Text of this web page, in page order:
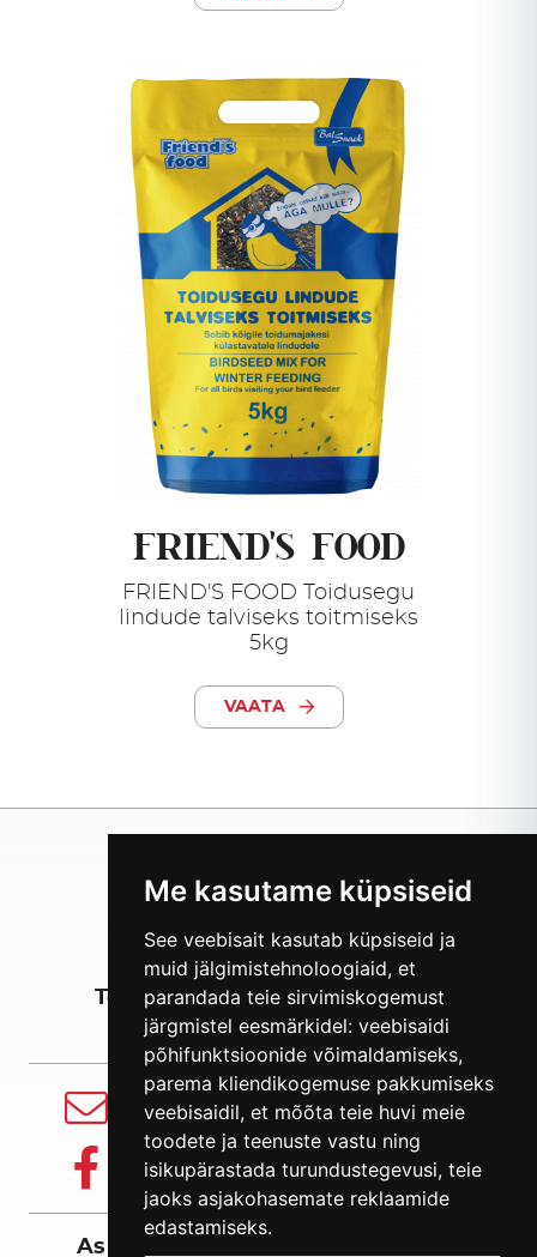
Me kasutame küpsiseid
See veebisait kasutab küpsiseid ja
muid jälgimistehnoloogiaid, et
parandada teie sirvimiskogemust
järgmistel eesmärkidel: veebisaidi
põhifunktsioonide võimaldamiseks,
parema kliendikogemuse pakkumiseks
veebisaidil, et mõõta teie huvi meie
toodete ja teenuste vastu ning
isikupärastada turundustegevusi, teie
jaoks asjakohasemate reklaamide
edastamiseks.
FRIEND'S FOOD
FRIEND'S FOOD Toidusegu
lindude talviseks toitmiseks
5kg
VAATA
Tooted Meist Eksport
As Balsnack International Holding
E-mail
info@balsnack.ee
Facebook
Jälgi meid